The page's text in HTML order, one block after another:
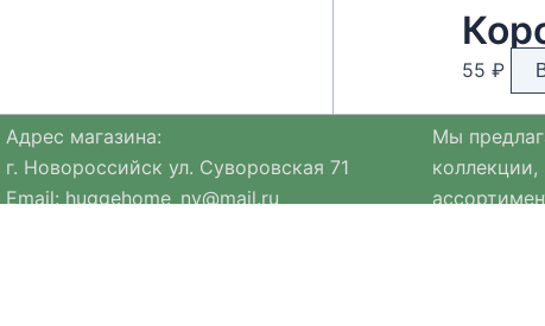
55 ₽
Адрес магазина:
г. Новороссийск ул. Суворовская 71
Email:huggehome_nv@mail.ru
Мы